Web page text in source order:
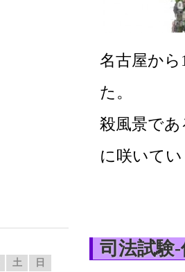
名古屋か
た。
殺風景で
に咲いて
司法試験
土 日